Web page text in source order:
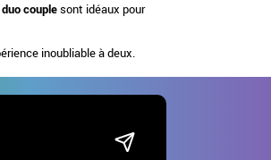
couplesont idéaux pour
inoubliable à deux.